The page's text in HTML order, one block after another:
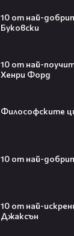
10 от най-
Буковски
10 от най-
Хенри Форд
Философските
10 от най-
10 от най-
Джаксън
Трагедия
Младата
покори света